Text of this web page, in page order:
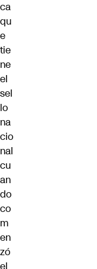
ca
qu
e
tie
ne
el
sel
lo
na
cio
nal
cu
an
do
co
m
en
zó
el